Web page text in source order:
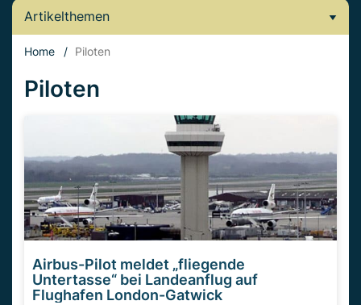
Artikelthemen
Home / Piloten
Piloten
Airbus-Pilot meldet „fliegende
Untertasse“ bei Landeanflug auf
Flughafen London-Gatwick